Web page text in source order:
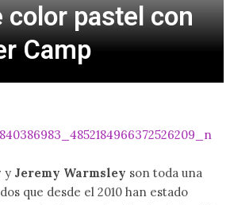
color pastel con
Camp
y Jeremy Warmsley son toda una
que desde el 2010 han estado